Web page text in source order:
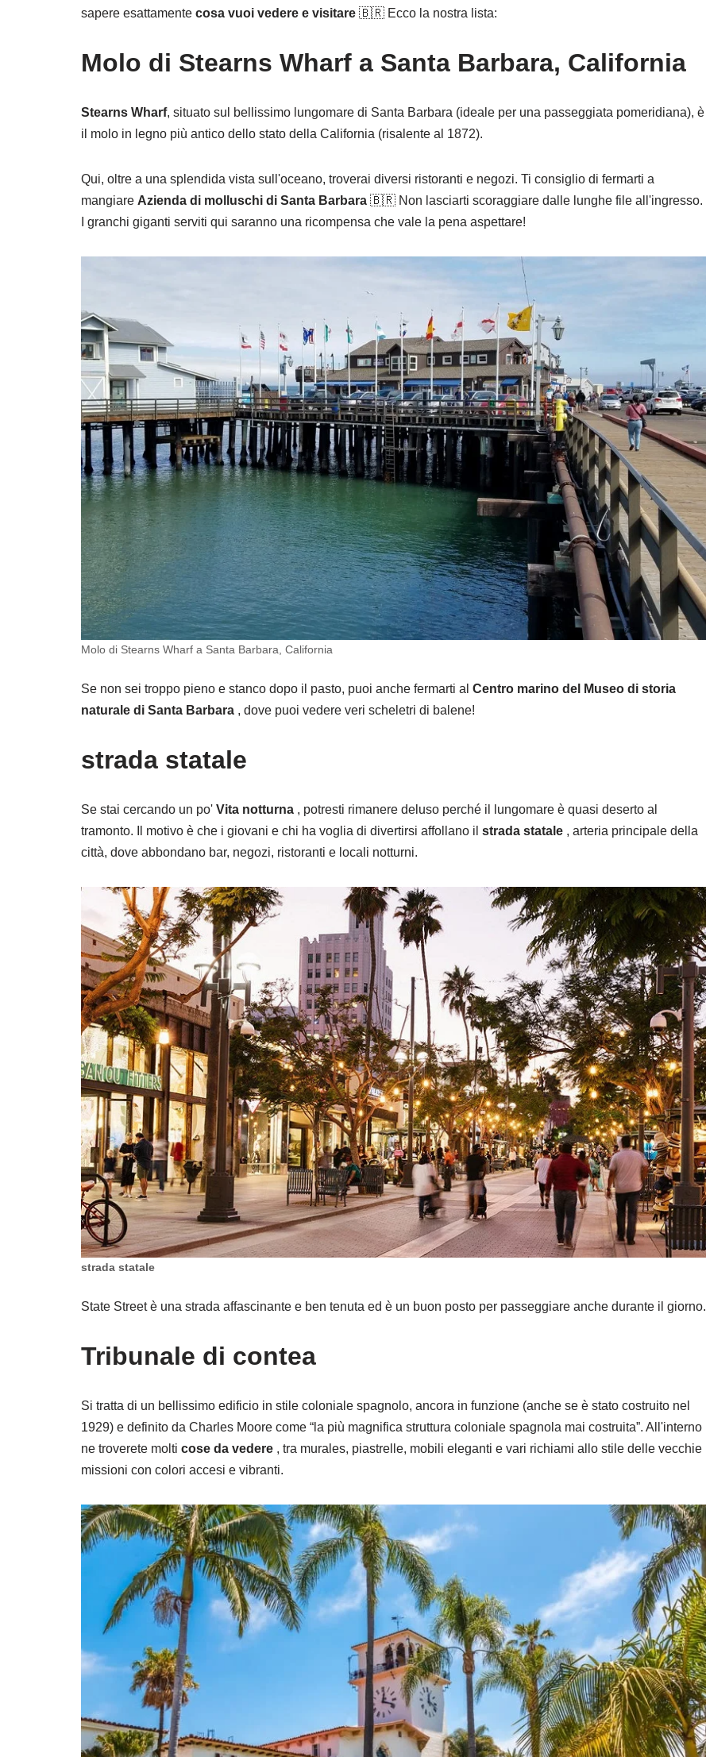
sapere esattamente cosa vuoi vedere e visitare 🇧🇷 Ecco la nostra lista:
Molo di Stearns Wharf a Santa Barbara, California
Stearns Wharf, situato sul bellissimo lungomare di Santa Barbara (ideale per una passeggiata pomeridiana), è
il molo in legno più antico dello stato della California (risalente al 1872).
Qui, oltre a una splendida vista sull'oceano, troverai diversi ristoranti e negozi. Ti consiglio di fermarti a
mangiare Azienda di molluschi di Santa Barbara 🇧🇷 Non lasciarti scoraggiare dalle lunghe file all'ingresso.
I granchi giganti serviti qui saranno una ricompensa che vale la pena aspettare!
Molo di Stearns Wharf a Santa Barbara, California
Se non sei troppo pieno e stanco dopo il pasto, puoi anche fermarti al Centro marino del Museo di storia
naturale di Santa Barbara , dove puoi vedere veri scheletri di balene!
strada statale
Se stai cercando un po' Vita notturna , potresti rimanere deluso perché il lungomare è quasi deserto al
tramonto. Il motivo è che i giovani e chi ha voglia di divertirsi affollano il strada statale , arteria principale della
città, dove abbondano bar, negozi, ristoranti e locali notturni.
strada statale
State Street è una strada affascinante e ben tenuta ed è un buon posto per passeggiare anche durante il giorno.
Tribunale di contea
Si tratta di un bellissimo edificio in stile coloniale spagnolo, ancora in funzione (anche se è stato costruito nel
1929) e definito da Charles Moore come “la più magnifica struttura coloniale spagnola mai costruita”. All'interno
ne troverete molti cose da vedere , tra murales, piastrelle, mobili eleganti e vari richiami allo stile delle vecchie
missioni con colori accesi e vibranti.